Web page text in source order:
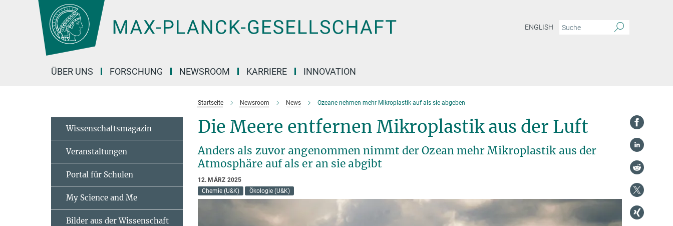
Hauptinhalt
ENGLISH
ÜBER UNS FORSCHUNG NEWSROOM KARRIERE INNOVATION
Startseite Newsroom News Ozeane nehmen mehr Mikroplastik auf als sie abgeben
Die Meere entfernen Mikroplastik aus der Luft
Anders als zuvor angenommen nimmt der Ozean mehr Mikroplastik aus der
Atmosphäre auf als er an sie abgibt
12. MÄRZ 2025
Chemie (U&K)
Ökologie (U&K)
Wissenschaftsmagazin
Veranstaltungen
Portal für Schulen
My Science and Me
Bilder aus der Wissenschaft